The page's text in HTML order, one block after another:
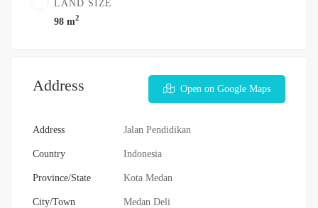
LAND SIZE
98 m2
Address Open on Google Maps
Address Jalan Pendidikan
Country Indonesia
Province/State Kota Medan
City/Town Medan Deli